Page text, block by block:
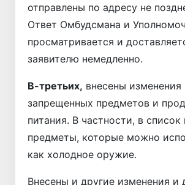
отправлены по адресу не
Ответ Омбудсмана и
просматривается и
заявителю немедленно.
В-третьих, внесены изменения
запрещенных предметов и
питания. В частности, в список
предметы, которые можно
как холодное оружие.
Внесены и другие изменения и